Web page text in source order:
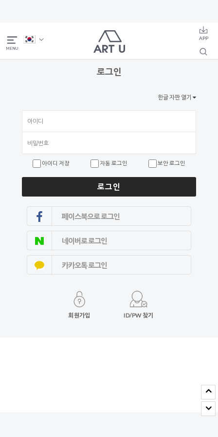
로그인
한글 자판 열기
아이디 저장 자동 로그인 보안 로그인
로그인
페이스북으로 로그인
네이버로 로그인
카카오톡 로그인
회원가입 ID/PW 찾기